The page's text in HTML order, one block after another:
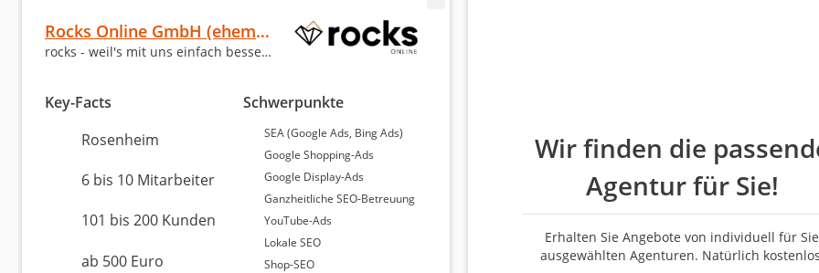
Rocks Online GmbH (ehemals purpix GmbH)
rocks - weil's mit uns einfach besser läuft
Key-Facts
Rosenheim
6 bis 10 Mitarbeiter
101 bis 200 Kunden
ab 500 Euro
Schwerpunkte
SEA (Google Ads, Bing Ads)
Google Shopping-Ads
Google Display-Ads
Ganzheitliche SEO-Betreuung
YouTube-Ads
Lokale SEO
Shop-SEO
Wir finden die
Agentur für Sie!
Erhalten Sie Angebote von individuell für Sie
ausgewählten Agenturen. Natürlich